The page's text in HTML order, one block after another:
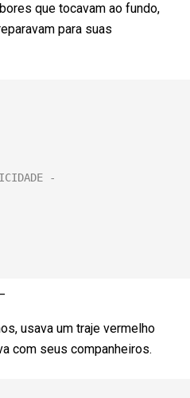
que tocavam ao fundo,
para suas
usava um traje vermelho
com seus companheiros.